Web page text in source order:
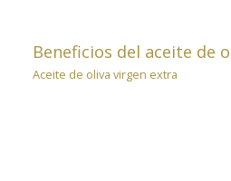
Beneficios del aceite de
Aceite de oliva virgen extra